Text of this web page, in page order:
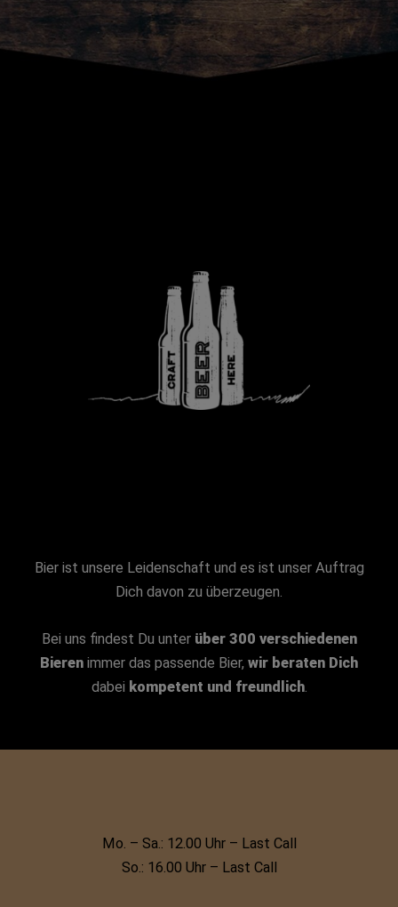
Bier ist unsere Leidenschaft und es ist unser Auftrag
Dich davon zu überzeugen.
Bei uns findest Du unter über 300 verschiedenen
Bieren immer das passende Bier, wir beraten Dich
dabei kompetent und freundlich.
Mo. – Sa.: 12.00 Uhr – Last Call
So.: 16.00 Uhr – Last Call